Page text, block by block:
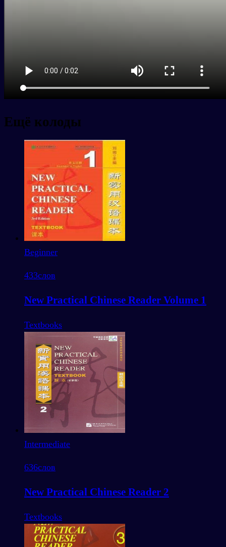
Ещё колоды
Beginner
433слов
New Practical Chinese Reader Volume 1
Textbooks
Intermediate
636слов
New Practical Chinese Reader 2
Textbooks